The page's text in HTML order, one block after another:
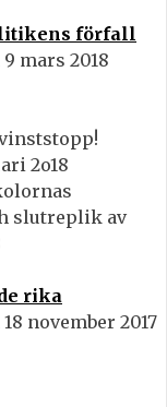
förfall
mars 2018
2o18
slutreplik av
rika
november 2017